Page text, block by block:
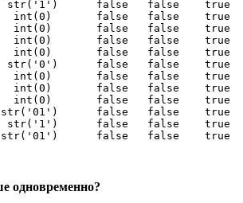
str('1')      false   false
int(0)       false   false
int(0)       false   false
int(0)       false   false
int(0)       false   false
str('0')      false   false
int(0)       false   false    true
int(0)       false   false    true
int(0)       false   false    true
false   false
str('1')      false   false
false   false
одновременно?